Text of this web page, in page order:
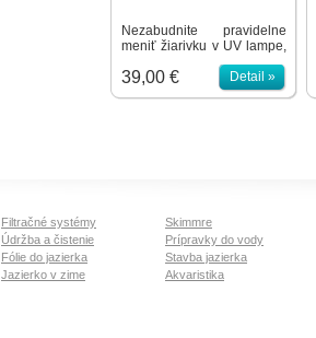
Nezabudnite pravidelne
meniť žiarivku v UV lampe,
ideálne vždy na jar na
začiatku sezóny! Účinnosť
UV-žiarenia po 6000
39,00 € Detail »
Filtračné systémy
Skimmre
Údržba a čistenie
Prípravky do vody
Fólie do jazierka
Stavba jazierka
Jazierko v zime Akvaristika